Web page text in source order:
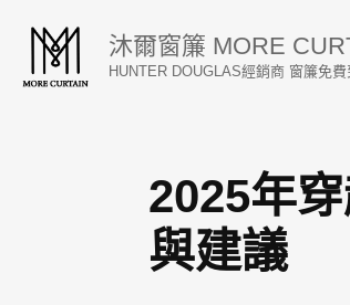
沐爾窗簾 MORE
HUNTER DOUGLAS經銷商 窗簾免
2025年
與建議